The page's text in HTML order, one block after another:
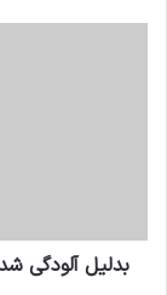
بدلیل آلودگی